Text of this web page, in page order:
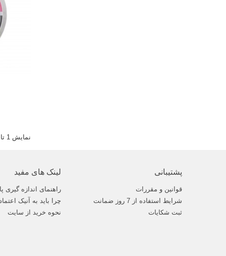
نمایش 1 تا 7 از 7 مورد
پشتیبانی
قوانین و مقررات
شرایط استفاده از 7 روز ضمانت
ثبت شکایات
لینک های مفید
راهنمای اندازه گیری پا
چرا باید به آنیک
نحوه خرید از سایت